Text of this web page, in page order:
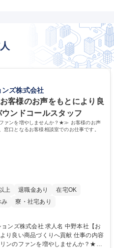
ズ株式会社
客様のお声をもとにより良
ンドコールスタッフ
ァンを増やしませんか？★≫ お客様のお声
口となるお客様相談室でのお仕事です。
上 退職金あり
在宅OK
み 寮・社宅あり
求人名 中野本社【お
商品づくりへ貢献 仕事の内容
ンのファンを増やしませんか？★≫